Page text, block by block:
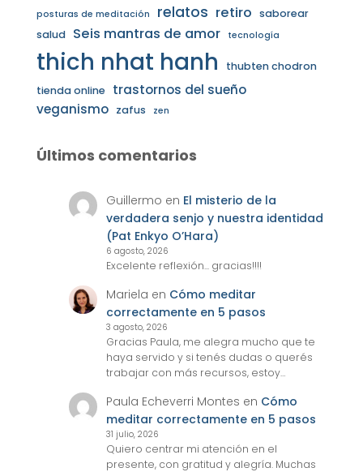
posturas de meditación relatos retiro saborear
salud Seis mantras de amor tecnología
thich nhat hanh
thubten chodron
tienda online trastornos del sueño
veganismo zafus zen
Últimos comentarios
Guillermo en El misterio de la
verdadera senjo y nuestra identidad
(Pat Enkyo O’Hara)
6 agosto, 2026
Excelente reflexión... gracias!!!!
Mariela en Cómo meditar
correctamente en 5 pasos
3 agosto, 2026
Gracias Paula, me alegra mucho que te
haya servido y si tenés dudas o querés
trabajar con más recursos, estoy…
Paula Echeverri Montes en Cómo
meditar correctamente en 5 pasos
31 julio, 2026
Quiero centrar mi atención en el
presente, con gratitud y alegría. Muchas